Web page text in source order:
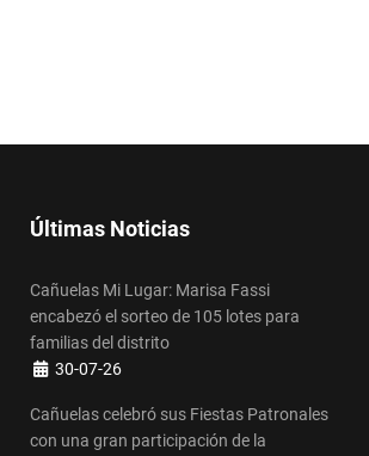
Últimas Noticias
Cañuelas Mi Lugar: Marisa Fassi
encabezó el sorteo de 105 lotes para
familias del distrito
Detalles
30-07-26
Cañuelas celebró sus Fiestas Patronales
con una gran participación de la